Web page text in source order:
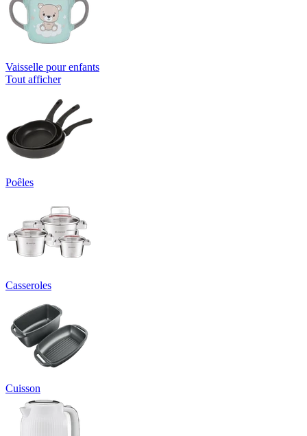
Vaisselle pour enfants
Tout afficher
Poêles
Casseroles
Cuisson